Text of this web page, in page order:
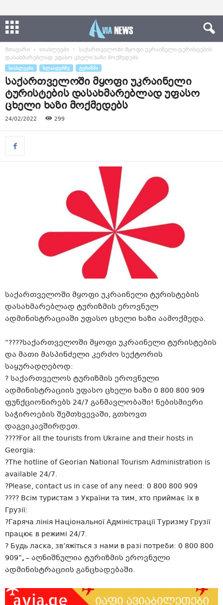
მთავარი სიახლეები
საქართველოში მყოფი უკრაინელი ტურისტების
დასახმარებლად უფასო ცხელი ხაზი მოქმედებს
ᲡᲘᲐᲮᲚᲔᲔᲑᲘ ᲡᲚᲐᲘᲓᲔᲠᲖᲔ ᲢᲣᲠᲘᲖᲛᲘ
საქართველოში მყოფი უკრაინელი
ტურისტების დასახმარებლად უფასო
ცხელი ხაზი მოქმედებს
24/02/2022 299
საქართველოში მყოფი უკრაინელი ტურისტების
დასახმარებლად ტურიზმის ეროვნულ
ადმინისტრაციაში უფასო ცხელი ხაზი აამოქმედა.
“????საქართველოში მყოფი უკრაინელი ტურისტების
და მათი მასპინძელი კერძო სექტორის
საყურადღებოდ:
? საქართველოს ტურიზმის ეროვნული
ადმინისტრაციის უფასო ცხელი ხაზი 0 800 800 909
ფუნქციონირებს 24/7 განმავლობაში! ნებისმიერი
საჭიროების შემთხვევაში, გთხოვთ
დაგვიკავშირდეთ.
????For all the tourists from Ukraine and their hosts in
Georgia:
?The hotline of Georian National Tourism Administration is
available 24/7.
?Please, contact us in case of any need: 0 800 800 909
???? Всім туристам з України та тим, хто приймає їх в
Грузії:
?Гаряча лінія Національної Адміністрації Туризму Грузії
працює в режимі 24/7.
? Будь ласка, зв’яжіться з нами в разі потреби: 0 800 800
909”,– აღნიშნულია ტურიზმის ეროვნული
ადმინისტრაციის განცხადებაში.